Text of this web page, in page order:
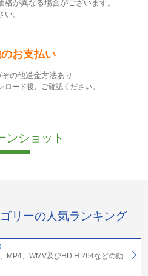
が異なる場合がございます。
。
お支払い
の他送金方法あり
ード後、ご確認ください。
ンショット
リーの人気ランキング
MP4、WMV及びHD H.264などの動